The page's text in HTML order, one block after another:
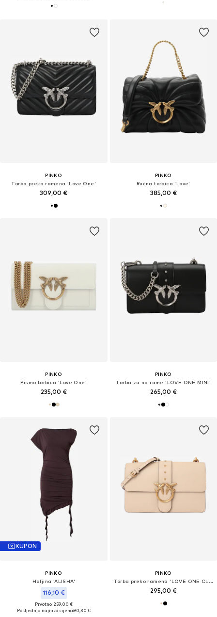
PINKO
Torba preko ramena 'Love One'
309,00 €
PINKO
Ručna torbica 'Love'
385,00 €
PINKO
Pismo torbica 'Love One'
235,00 €
PINKO
Torba za na rame 'LOVE ONE MINI'
265,00 €
KUPON
PINKO
Haljina 'ALISHA'
116,10 €
Prvotno: 259,00 €
Posljednja najniža cijena:90,30 €
PINKO
Torba preko ramena 'LOVE ONE CLASSIC'
295,00 €